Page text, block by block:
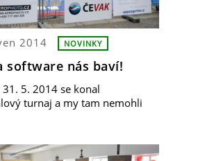
2014 NOVINKY
software nás baví!
5. 2014 se konal
turnaj a my tam nemohli